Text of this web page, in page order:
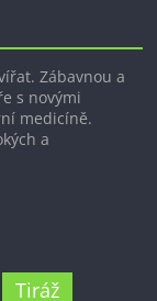
Zábavnou a
s novými
medicíně.
a
Tiráž